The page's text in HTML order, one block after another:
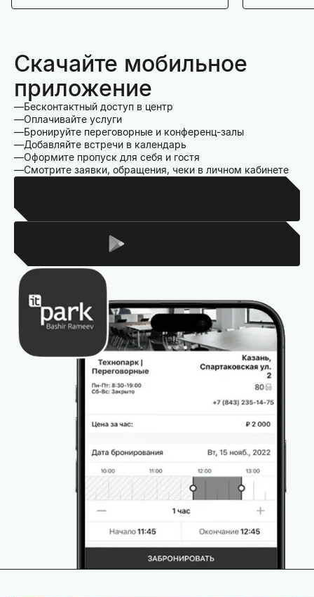
Скачайте мобильное
приложение
Бесконтактный доступ в центр
Оплачивайте услуги
Бронируйте переговорные и конференц-залы
Добавляйте встречи в календарь
Оформите пропуск для себя и гостя
Смотрите заявки, обращения, чеки в личном кабинете